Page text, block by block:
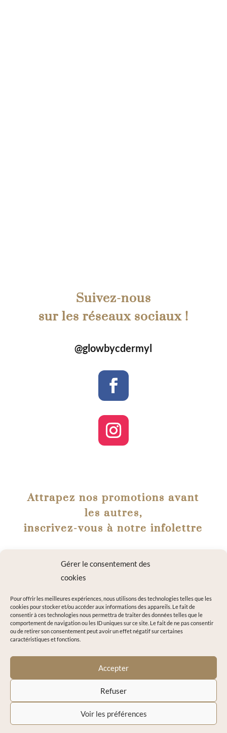
Gérer le consentement des
cookies
Pour offrir les meilleures expériences, nous utilisons des technologies telles que les
cookies pour stocker et/ou accéder aux informations des appareils. Le fait de
consentir à ces technologies nous permettra de traiter des données telles que le
comportement de navigation ou les ID uniques sur ce site. Le fait de ne pas consentir
ou de retirer son consentement peut avoir un effet négatif sur certaines
caractéristiques et fonctions.
Accepter
Refuser
Voir les préférences
Suivez-nous
sur les réseaux sociaux !
@glowbycdermyl
Attrapez nos promotions avant
les autres,
inscrivez-vous à notre infolettre
11 + 11= M'INSCRIRE
Alternative:
© 2020-2026 Glow by C’Dermyl – Crissia Tobia |
générales|Politique de confidentialité|Gestion des cookies|